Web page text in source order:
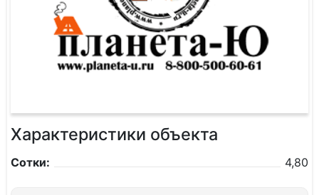
Характеристики объекта
Сотки: 4,80